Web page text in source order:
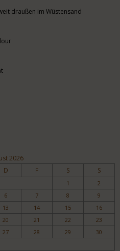
draußen im Wüstensand
2026
D F S S
1
2
6 7 8
9
13 14 15
16
20 21 22
23
27 28 29
30